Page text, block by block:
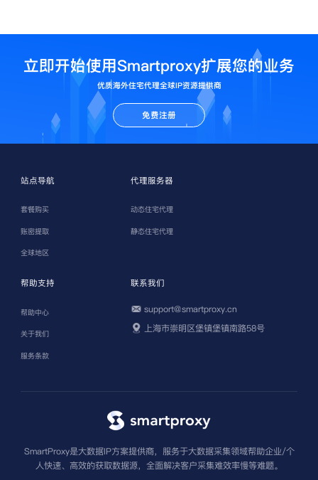
立即开始使用Smartproxy扩展您的业务
优质海外住宅代理全球IP资源提供商
免费注册
站点导航
套餐购买
账密提取
全球地区
代理服务器
动态住宅代理
静态住宅代理
帮助支持
帮助中心
关于我们
服务条款
联系我们
support@smartproxy.cn
上海市崇明区堡镇堡镇南路58号
SmartProxy是大数据IP方案提供商，服务于大数据采集领域帮助企业/个
人快速、高效的获取数据源，全面解决客户采集难效率慢等难题。